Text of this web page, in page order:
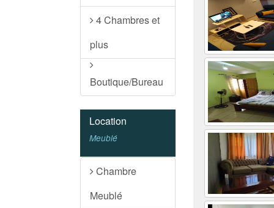
4 Chambres et
plus
Boutique/Bureau
Location
Meublé
Chambre
Meublé